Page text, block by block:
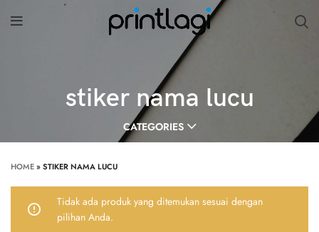
stiker nama lucu
CATEGORIES
HOME»STIKER NAMA LUCU
Tidak ada produk yang ditemukan sesuai dengan
pilihan Anda.